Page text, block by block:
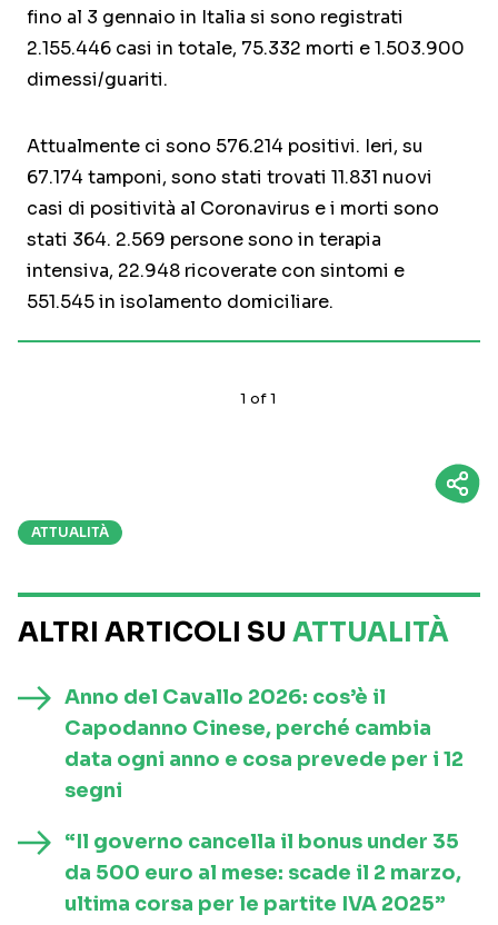
fino al 3 gennaio in Italia si sono registrati
2.155.446 casi in totale, 75.332 morti e 1.503.900
dimessi/guariti.
Attualmente ci sono 576.214 positivi. Ieri, su
67.174 tamponi, sono stati trovati 11.831 nuovi
casi di positività al Coronavirus e i morti sono
stati 364. 2.569 persone sono in terapia
intensiva, 22.948 ricoverate con sintomi e
551.545 in isolamento domiciliare.
1 of1
ATTUALITÀ
ALTRI ARTICOLI SU ATTUALITÀ
Anno del Cavallo 2026: cos’è il
Capodanno Cinese, perché cambia
data ogni anno e cosa prevede per i 12
segni
“Il governo cancella il bonus under 35
da 500 euro al mese: scade il 2 marzo,
ultima corsa per le partite IVA 2025”